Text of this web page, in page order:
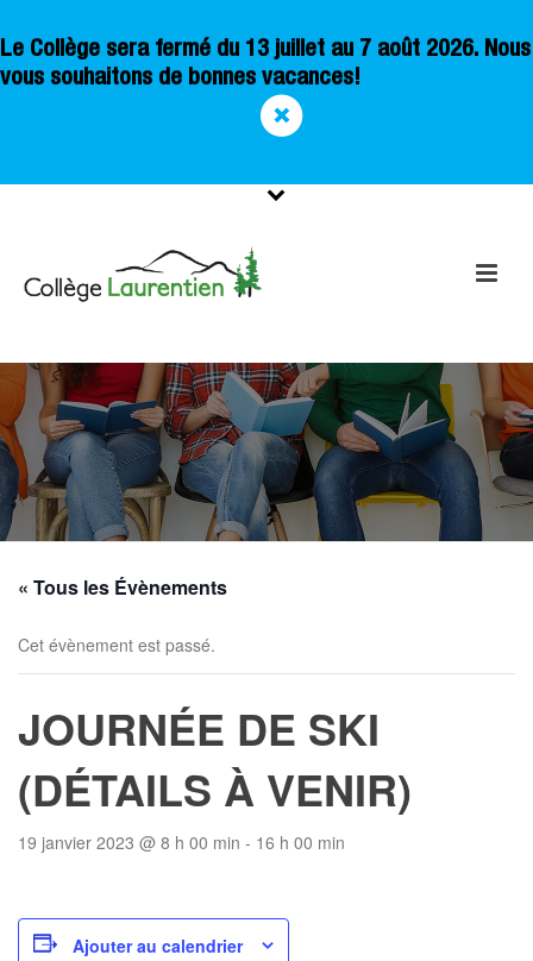
Le Collège sera fermé du 13 juillet au 7 août 2026. Nous
vous souhaitons de bonnes vacances!
« Tous les Évènements
Cet évènement est passé.
JOURNÉE DE SKI
(DÉTAILS À VENIR)
19 janvier 2023 @ 8 h 00 min - 16 h 00 min
Ajouter au calendrier